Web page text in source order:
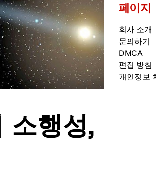
소행성,
페이지
회사 소개
문의하기
DMCA
편집 방침
개인정보